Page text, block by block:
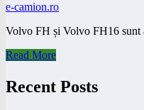
e-camion.ro
Volvo FH și Volvo FH16 sunt
Read More
Recent Posts